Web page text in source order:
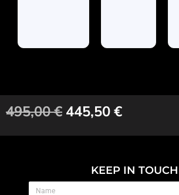
495,00€ 445,50€
KEEP IN TOUCH